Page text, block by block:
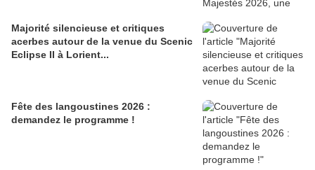
Majorité silencieuse et critiques
acerbes autour de la venue du Scenic
Eclipse II à Lorient...
Fête des langoustines 2026 :
demandez le programme !